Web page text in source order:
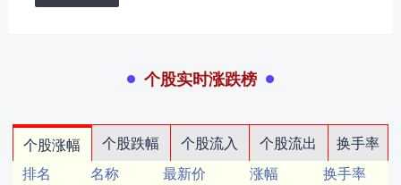
个股实时涨跌榜
个股涨幅 个股跌幅 个股流入 个股流出
换手率
排名
名称 最新价 涨幅
换手率